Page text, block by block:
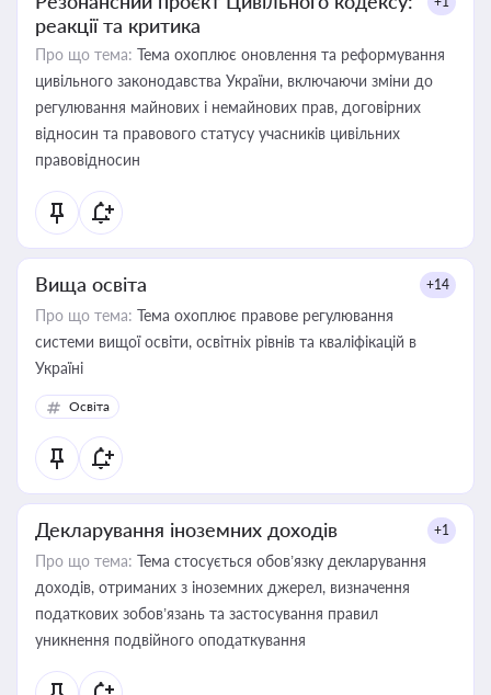
реакції та критика
Про що тема: Тема охоплює оновлення та реформування
цивільного законодавства України, включаючи зміни до
регулювання майнових і немайнових прав, договірних
відносин та правового статусу учасників цивільних
правовідносин
Вища освіта +14
Про що тема: Тема охоплює правове регулювання
системи вищої освіти, освітніх рівнів та кваліфікацій в
Україні
Освіта
Декларування іноземних доходів +1
Про що тема: Тема стосується обов’язку декларування
доходів, отриманих з іноземних джерел, визначення
податкових зобов’язань та застосування правил
уникнення подвійного оподаткування